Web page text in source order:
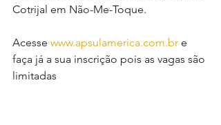
Cotrijal em Não-Me-Toque.
Acesse www.apsulamerica.com.br e
faça já a sua inscrição pois as vagas são
limitadas